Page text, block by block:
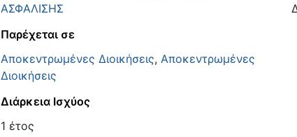
ΑΣΦΑΛΙΣΗΣ
Παρέχεται σε
Αποκεντρωμένες Διοικήσεις, Αποκεντρωμένες
Διοικήσεις
Διάρκεια Ισχύος
1 έτος